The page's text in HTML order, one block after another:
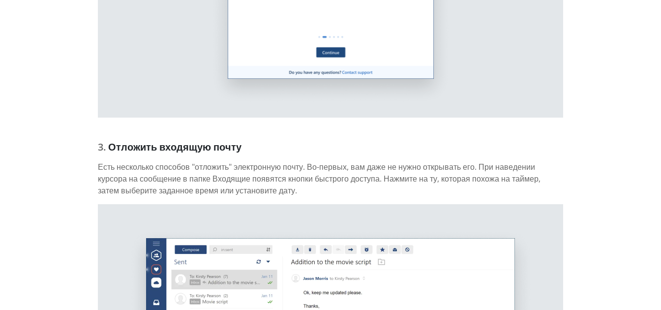
Отложить входящую почту
Есть несколько способов "отложить" электронную почту. Во-первых, вам даже не нужно открывать его. При наведении
курсора на сообщение в папке Входящие появятся кнопки быстрого доступа. Нажмите на ту, которая похожа на таймер,
затем выберите заданное время или установите дату.